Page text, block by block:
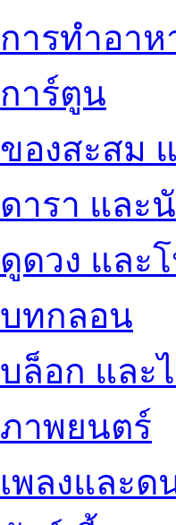
การทำอาห
การ์ตูน
ของสะสม
ดารา และ
ดูดวง และ
บทกลอน
บล็อก และ
ภาพยนตร์
เพลงและด